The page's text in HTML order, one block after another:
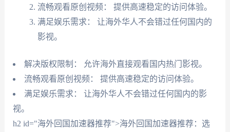
流畅观看原创视频： 提供高速稳定的访问体验。
满足娱乐需求： 让海外华人不会错过任何国内的
影视。
解决版权限制： 允许海外直接观看国内热门影视。
流畅观看原创视频： 提供高速稳定的访问体验。
满足娱乐需求： 让海外华人不会错过任何国内的影
视。
h2 id="海外回国加速器推荐">海外回国加速器推荐：选